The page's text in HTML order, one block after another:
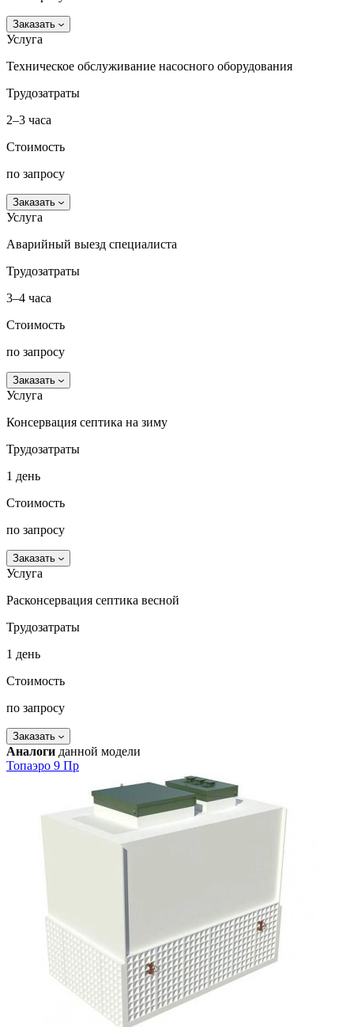
Заказать
Услуга
Техническое обслуживание насосного оборудования
Трудозатраты
2–3 часа
Стоимость
по запросу
Заказать
Услуга
Аварийный выезд специалиста
Трудозатраты
3–4 часа
Стоимость
по запросу
Заказать
Услуга
Консервация септика на зиму
Трудозатраты
1 день
Стоимость
по запросу
Заказать
Услуга
Расконсервация септика весной
Трудозатраты
1 день
Стоимость
по запросу
Заказать
Аналоги данной модели
Топаэро 9 Пр